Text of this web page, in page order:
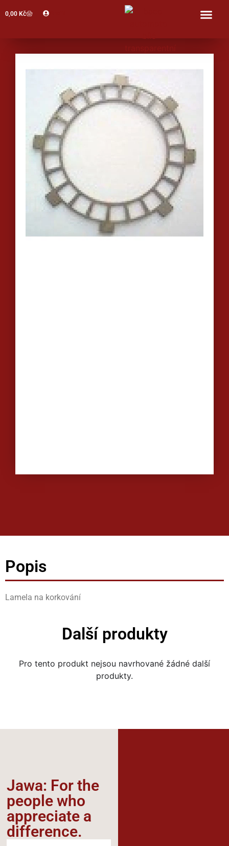
0,00 Kč
Popis
Lamela na korkování
Další produkty
Pro tento produkt nejsou navrhované žádné další
produkty.
Jawa: For the
people who
appreciate a
difference.​